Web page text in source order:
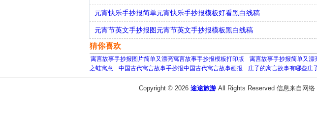
元宵快乐手抄报简单元宵快乐手抄报模板好看黑白线稿
元宵节英文手抄报图元宵节英文手抄报模板黑白线稿
猜你喜欢
寓言故事手抄报图片简单又漂亮寓言故事手抄报模板打印版 寓言故事手抄报简单又漂
之蛙寓意
中国古代寓言故事手抄报中国古代寓言故事画报 庄子的寓言故事有哪些庄
Copyright © 2026 途途旅游 All Rights Reserved 信息来自网